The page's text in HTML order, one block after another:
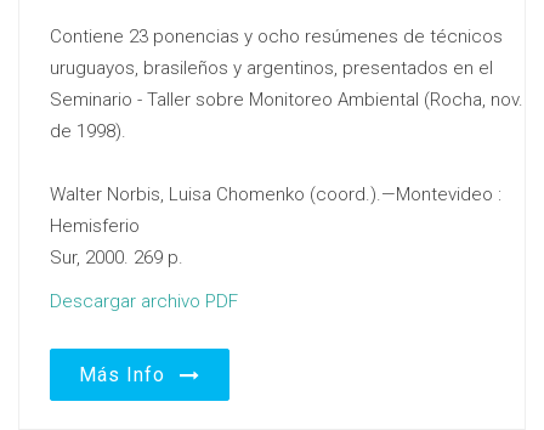
Contiene 23 ponencias y ocho resúmenes de técnicos
uruguayos, brasileños y argentinos, presentados en el
Seminario - Taller sobre Monitoreo Ambiental (Rocha, nov.
de 1998).
Walter Norbis, Luisa Chomenko (coord.).—Montevideo :
Hemisferio
Sur, 2000. 269 p.
Descargar archivo PDF
Más Info